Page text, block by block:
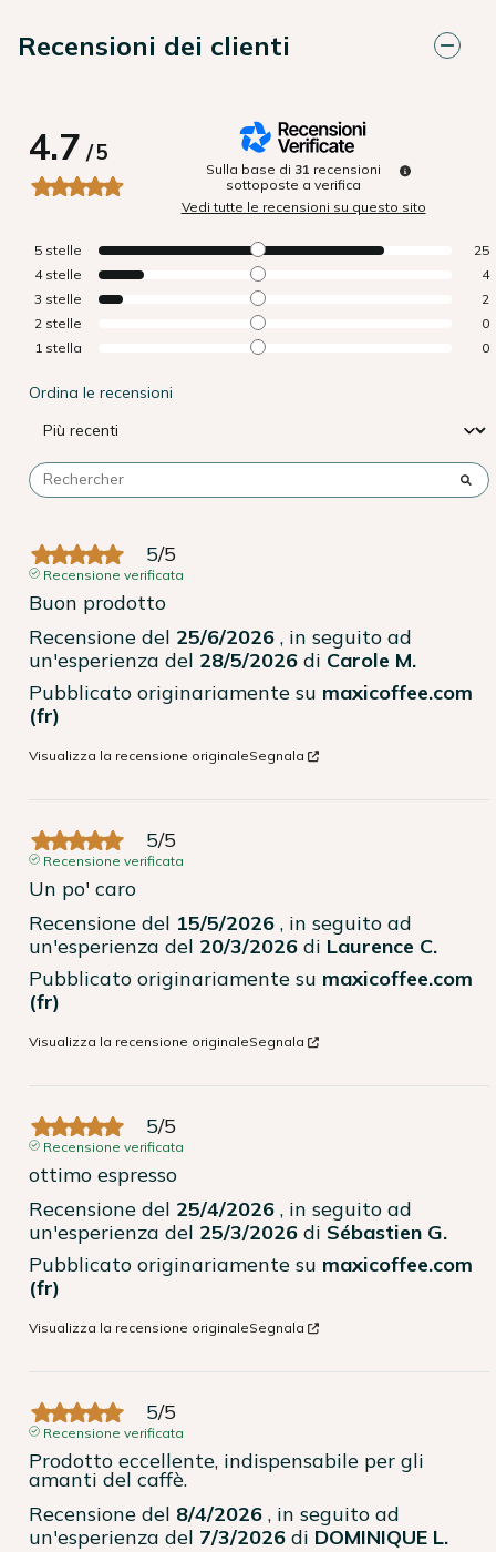
Recensioni dei clienti
4.7/5
Sulla base di 31 recensioni
sottoposte a verifica
Vedi tutte le recensioni su questo sito
5 stelle
25
4 stelle
4
3 stelle
2
2 stelle
0
1 stella 0
Ordina le recensioni
5/5
Recensione verificata
Buon prodotto
Recensione del 25/6/2026 , in seguito ad
un'esperienza del 28/5/2026 di Carole M.
Pubblicato originariamente su maxicoffee.com
(fr)
Visualizza la recensione originaleSegnala
5/5
Recensione verificata
Un po' caro
Recensione del 15/5/2026 , in seguito ad
un'esperienza del 20/3/2026 di Laurence C.
Pubblicato originariamente su maxicoffee.com
(fr)
Visualizza la recensione originaleSegnala
5/5
Recensione verificata
ottimo espresso
Recensione del 25/4/2026 , in seguito ad
un'esperienza del 25/3/2026 di Sébastien G.
Pubblicato originariamente su maxicoffee.com
(fr)
Visualizza la recensione originaleSegnala
5/5
Recensione verificata
Prodotto eccellente, indispensabile per gli
amanti del caffè.
Recensione del 8/4/2026 , in seguito ad
un'esperienza del 7/3/2026 di DOMINIQUE L.